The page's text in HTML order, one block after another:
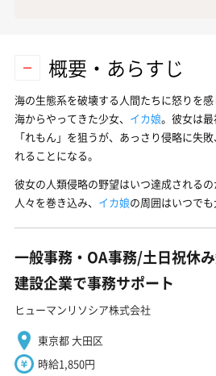
概要・あらすじ
海の生態系を破壊する人間たちに怒りを
海からやってきた少女、 イカ娘。彼女は
「れもん」を狙うが、あっさり侵略に失
れることになる。
彼女の人類侵略の野望はいつ達成される
人々を巻き込み、 イカ娘の周囲はいつでも
一般事務・OA事務/土日祝休
建設企業で事務サポート
ヒューマンリソシア株式会社
東京都 大田区
時給1,850円